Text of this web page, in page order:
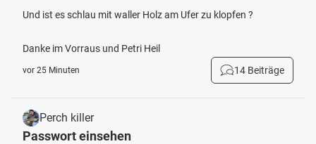
Und ist es schlau mit waller Holz am Ufer zu klopfen ?
Danke im Vorraus und Petri Heil
vor 25 Minuten 14 Beiträge
Perch killer
Passwort einsehen